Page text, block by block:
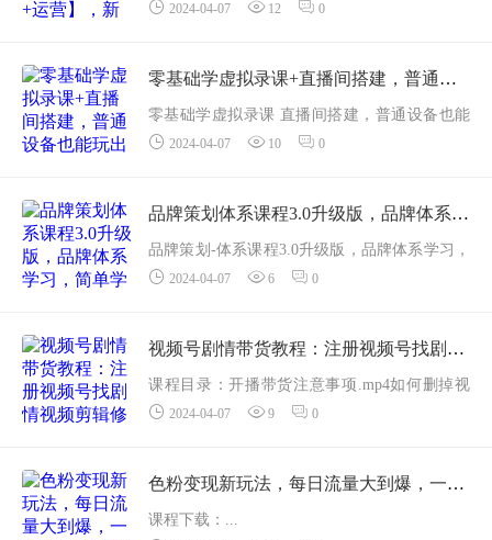
新手从0打爆款（69节课）课程内容：01关键词
键词准备阶段0...
2024-04-07 12 0
零基础学虚拟录课+直播间搭建，普通设备也能玩出高清画质（36节高清课）
零基础学虚拟录课 直播间搭建，普通设备也能
玩出高清画质（36节高清课）课程内容：第1节
放布局图，让你事半功倍.mp...
2024-04-07 10 0
品牌策划体系课程3.0升级版，品牌体系学习，简单学做品牌（高清无水印）
品牌策划-体系课程3.0升级版，品牌体系学习，
简单学做品牌（高清无水印）构建认知体系提
容：1品牌十二问-课程介绍,mp4...
2024-04-07 6 0
视频号剧情带货教程：注册视频号找剧情视频剪辑修改剧情去重/等等
课程目录：开播带货注意事项.mp4如何删掉视
频评论区的差评.mp4如何修改带货剧情以及打
键帧（上）_1.mp4如何修...
2024-04-07 9 0
色粉变现新玩法，每日流量大到爆，一分钟一个原创视频，操作简单，日入1千
课程下载：...